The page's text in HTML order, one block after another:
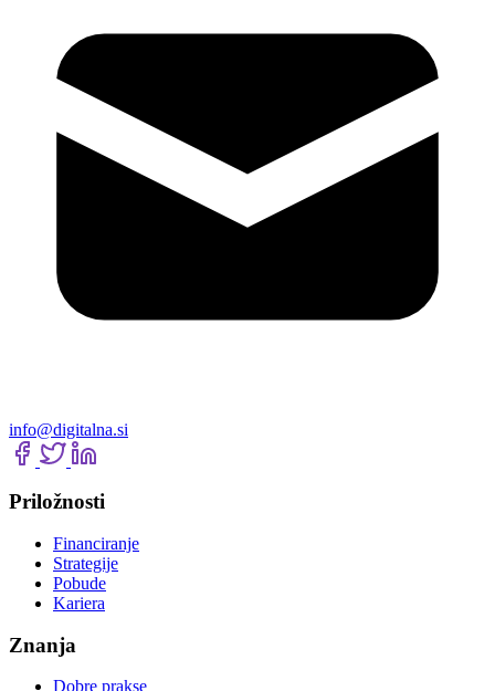
info@digitalna.si
Priložnosti
Financiranje
Strategije
Pobude
Kariera
Znanja
Dobre prakse